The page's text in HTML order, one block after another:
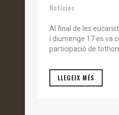
Notícies
Al final de les
i diumenge 17 es va
participació de
LLEGEIX MÉS